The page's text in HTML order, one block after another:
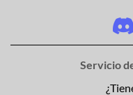
Servicio